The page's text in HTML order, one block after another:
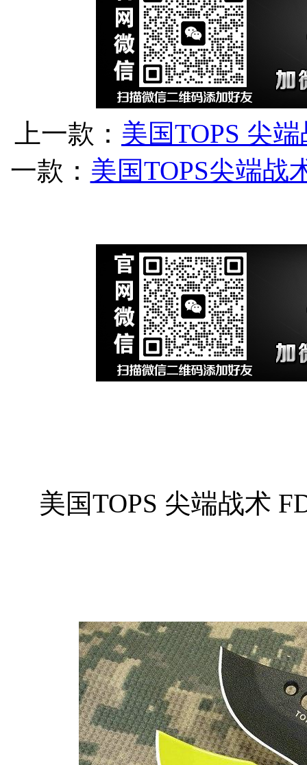
上一款： 美国TOPS 尖
一款： 美国TOPS尖端战
美国TOPS 尖端战术